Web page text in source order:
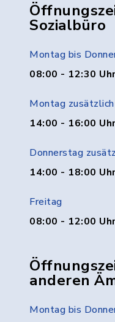
Sozialbüro
Montag bis
08:00 - 12:30
Montag zusätzlich
14:00 - 16:00
Donnerstag
14:00 - 18:00
Freitag
08:00 - 12:00
anderen
Montag bis